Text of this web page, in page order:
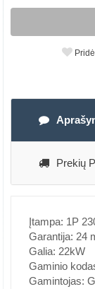
Prekių
Įtampa: 1P
Garantija: 24
Galia: 22kW
Gaminio
Gamintojas: